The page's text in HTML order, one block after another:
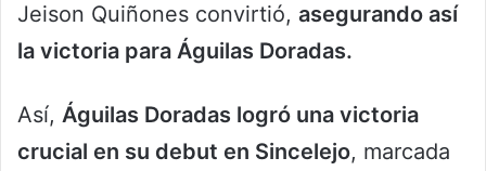
Jeison Quiñones convirtió, asegurando así
la victoria para Águilas Doradas.
Así, Águilas Doradas logró una victoria
crucial en su debut en Sincelejo, marcada